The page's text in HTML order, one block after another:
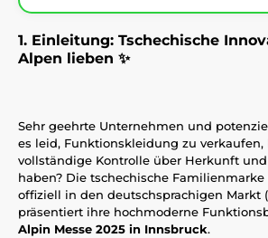
1. Einleitung: Tschechische
Alpen lieben ✨
Sehr geehrte Unternehmen und
es leid, Funktionskleidung zu verkaufen,
vollständige Kontrolle über Herkunft
haben? Die tschechische Familienmarke
offiziell in den deutschsprachigen Markt
präsentiert ihre hochmoderne
Alpin Messe 2025 in Innsbruck.